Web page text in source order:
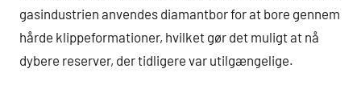
gasindustrien anvendes diamantbor for at bore gennem
hårde klippeformationer, hvilket gør det muligt at nå
dybere reserver, der tidligere var utilgængelige.